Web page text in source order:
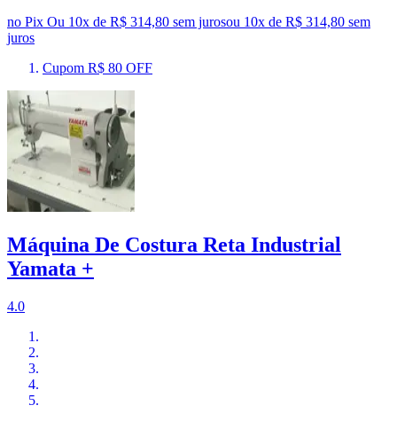
no Pix Ou 10x de R$ 314,80 sem jurosou 10x de R$ 314,80 sem
juros
Cupom R$ 80 OFF
Máquina De Costura Reta Industrial
Yamata +
4.0